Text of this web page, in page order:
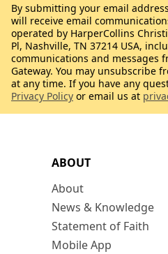
ABOUT
About
News & Knowledge
Statement of Faith
Mobile App
By submitting your email
will receive email
operated by HarperCollins
Pl, Nashville, TN 37214 USA,
communications and messages
Gateway. You may unsubscribe
at any time. If you have any
Privacy Policy or email us at